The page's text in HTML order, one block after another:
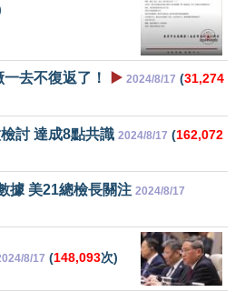
去不復返了！ ▶️ 2024/8/17 (31,274
討 達成8點共識 2024/8/17 (162,072
據 美21總檢長關注 2024/8/17
8/17 (148,093次)